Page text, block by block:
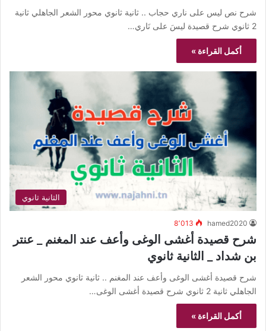
شرح نص ليس على ناري حجاب .. ثانية ثانوي محور الشعر الجاهلي ثانية
2 ثانوي شرح قصيدة ليسَ على نَاري…
أكمل القراءة »
الثانية ثانوي
hamed2020 8٬013
شرح قصيدة أغشى الوغى وأعف عند المغنم _ عنتر
بن شداد _ الثانية ثانوي
شرح قصيدة أغشى الوغى وأعف عند المغنم .. ثانية ثانوي محور الشعر
الجاهلي ثانية 2 ثانوي شرح قصيدة أغشى الوغى…
أكمل القراءة »